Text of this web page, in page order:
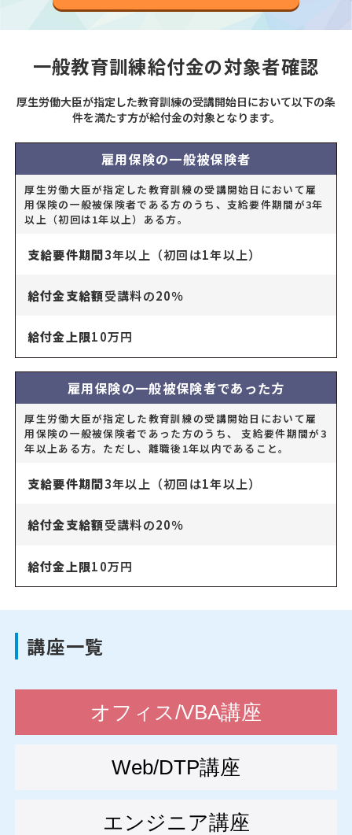
一般教育訓練給付金の対象者確認
厚生労働大臣が指定した教育訓練の受講開始日において以下の条
件を満たす方が給付金の対象となります。
雇用保険の一般被保険者
厚生労働大臣が指定した教育訓練の受講開始日において雇
用保険の一般被保険者である方のうち、支給要件期間が3年
以上（初回は1年以上）ある方。
支給要件期間3年以上（初回は1年以上）
給付金支給額受講料の20％
給付金上限10万円
雇用保険の一般被保険者であった方
厚生労働大臣が指定した教育訓練の受講開始日において雇
用保険の一般被保険者であった方のうち、 支給要件期間が3
年以上ある方。ただし、離職後1年以内であること。
支給要件期間3年以上（初回は1年以上）
給付金支給額受講料の20％
給付金上限10万円
講座一覧
オフィス/VBA講座
Web/DTP講座
エンジニア講座